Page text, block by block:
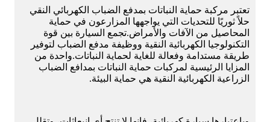
تعتبر مركبة حماية النباتات بمدفع الضباب الكهربائي النقي
حلاً ثوريًا للتحديات التي يواجهها المزارعون في حماية
المحاصيل من الآفات والأمراض.تجمع السيارة بين قوة
التكنولوجيا الكهربائية النقية ووظيفة مدفع الضباب لتوفير
طريقة مستدامة وفعالة للغاية لحماية النباتات.واحدة من
المزايا الرئيسية لمركبات حماية النباتات بمدافع الضباب
الزراعية الكهربائية النقية هي حماية البيئة.